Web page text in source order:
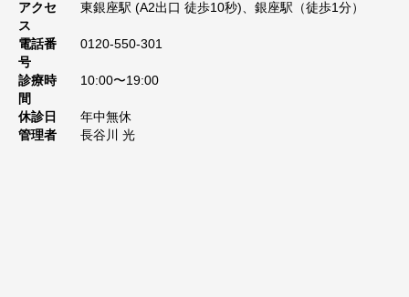
アクセ
ス
東銀座駅 (A2出口 徒歩10秒)、銀座駅（徒歩1分）
電話番
号
0120-550-301
診療時
間
10:00〜19:00
休診日
年中無休
管理者
長谷川 光